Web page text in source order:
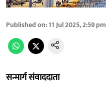
Published on:11 Jul 2025, 2:59 pm
सन्मार्ग संवाददाता